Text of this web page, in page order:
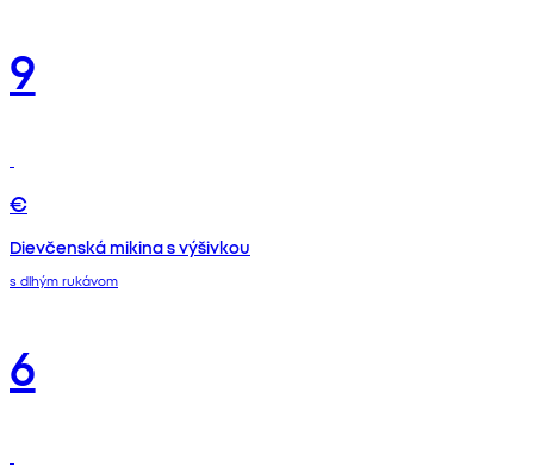
9
€
Dievčenská mikina s výšivkou
s dlhým rukávom
6